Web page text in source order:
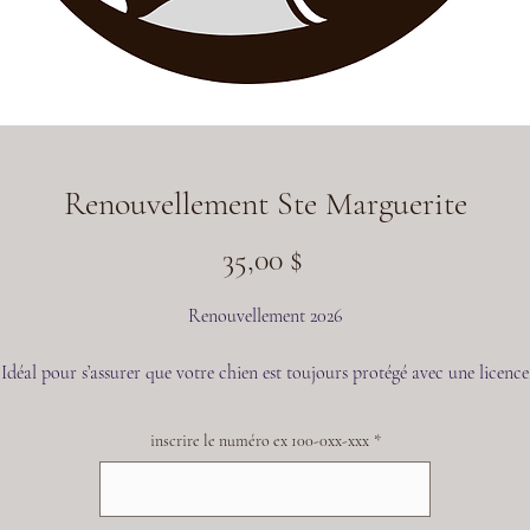
Renouvellement Ste Marguerite
35,00 $Prix
Renouvellement 2026
Idéal pour s’assurer que votre chien est toujours protégé avec une licence
médaille, évitant ainsi les tracas de mise à jour des informations
de votre animal. Pour demander un remplacement, il suffit
avec une licence municipal , car la sécurité de votre animal est
inscrire le numéro ex 100-0xx-xxx *